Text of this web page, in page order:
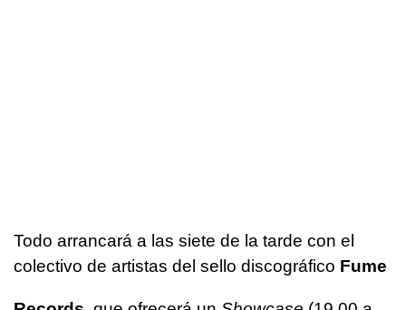
Todo arrancará a las siete de la tarde con el
colectivo de artistas del sello discográfico Fume